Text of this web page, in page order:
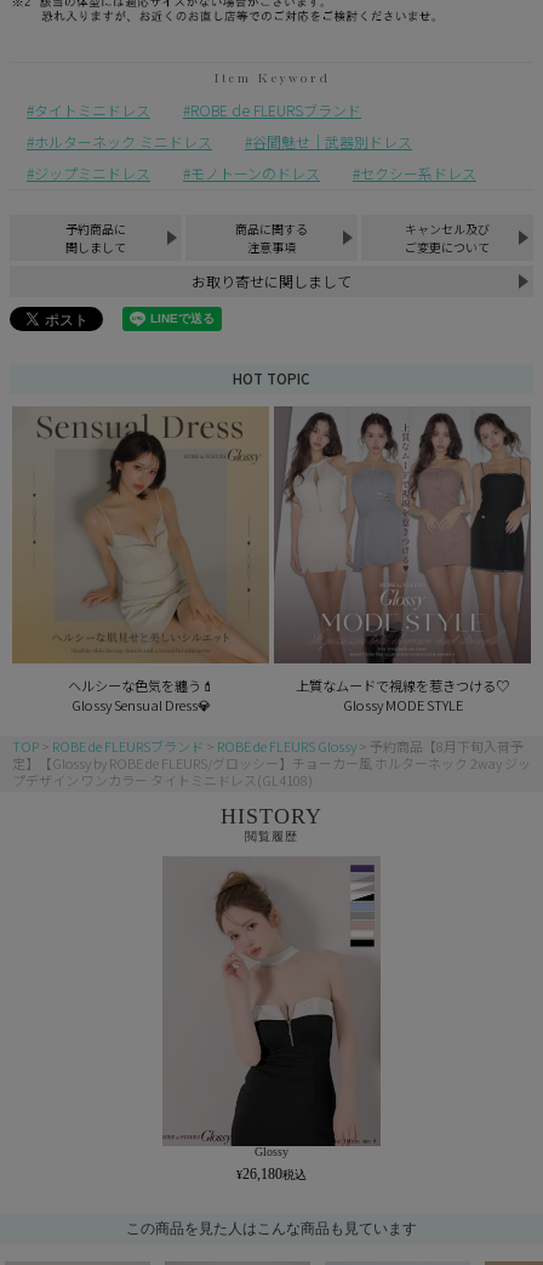
タイトミニドレス
ROBE de FLEURSブランド
ホルターネック ミニドレス
谷間魅せ｜武器別ドレス
ジップミニドレス
モノトーンのドレス セクシー系ドレス
予約商品に
関しまして
商品に関する
注意事項
キャンセル及び
ご変更について
お取り寄せに関しまして
HOT TOPIC
ヘルシーな色気を纏う💄
Glossy Sensual Dress💎
上質なムードで視線を惹きつける♡
Glossy MODE STYLE
TOP ROBE de FLEURSブランド ROBE de FLEURS Glossy
予約商品【8月下旬入荷予
定】【Glossy by ROBE de FLEURS/グロッシー】チョーカー風 ホルターネック 2way ジッ
プデザイン ワンカラー タイトミニドレス(GL4108)
HISTORY
閲覧履歴
Glossy
26,180
この商品を見た人はこんな商品も見ています